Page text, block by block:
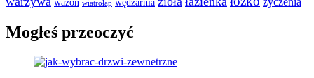
wazon wiatrołap wędzarnia
Mogłeś przeoczyć